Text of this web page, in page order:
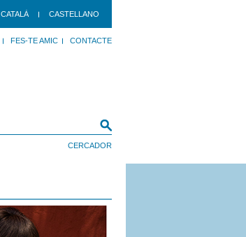
CATALÀ CASTELLANO
FES-TE AMIC CONTACTE